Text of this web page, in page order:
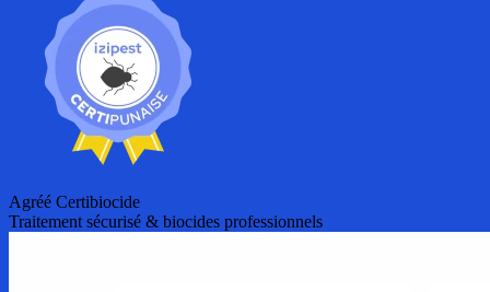
Agréé Certibiocide
Traitement sécurisé & biocides professionnels